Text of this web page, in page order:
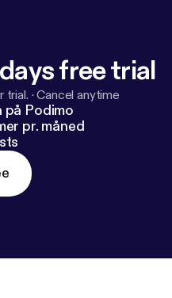
free trial
trial. ·Cancel anytime
på Podimo
pr. måned